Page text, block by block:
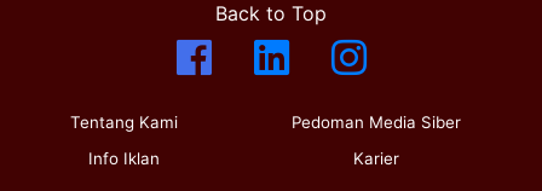
Back to Top
Tentang Kami
Info Iklan
Pedoman Media Siber
Karier